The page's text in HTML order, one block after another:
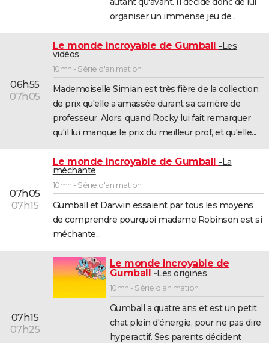
organiser un immense jeu de...
06h55
07h05
Le monde incroyable de Gumball Les
vidéos
10mn - Série d'animation
Mademoiselle Simian est très fière de la collection
de prix qu'elle a amassée durant sa carrière de
professeur. Alors, quand Rocky lui fait remarquer
qu'il lui manque le prix du meilleur prof, et qu'elle...
07h05
07h15
Le monde incroyable de Gumball La
méchante
10mn - Série d'animation
Gumball et Darwin essaient par tous les moyens
de comprendre pourquoi madame Robinson est si
méchante...
07h15
07h25
Le monde incroyable de
Gumball
Les origines
10mn - Série d'animation
Gumball a quatre ans et est un petit
chat plein d'énergie, pour ne pas dire
hyperactif. Ses parents décident